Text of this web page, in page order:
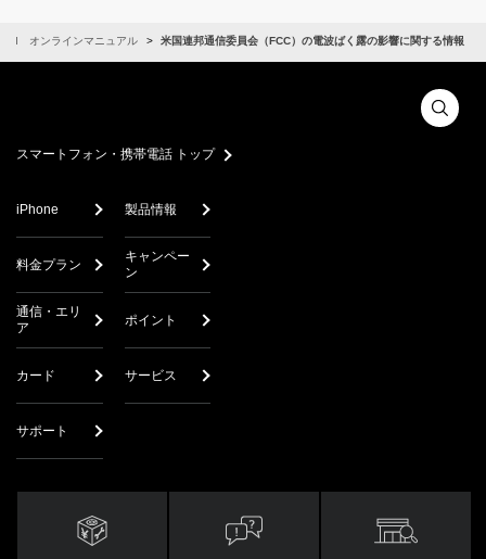
VI オンラインマニュアル 米国連邦通信委員会（FCC）の電波ばく露の影響に関する情報
スマートフォン・携帯電話 トップ
iPhone 製品情報
料金プラン
キャンペー
ン
通信・エリ
ア
ポイント
カード サービス
サポート